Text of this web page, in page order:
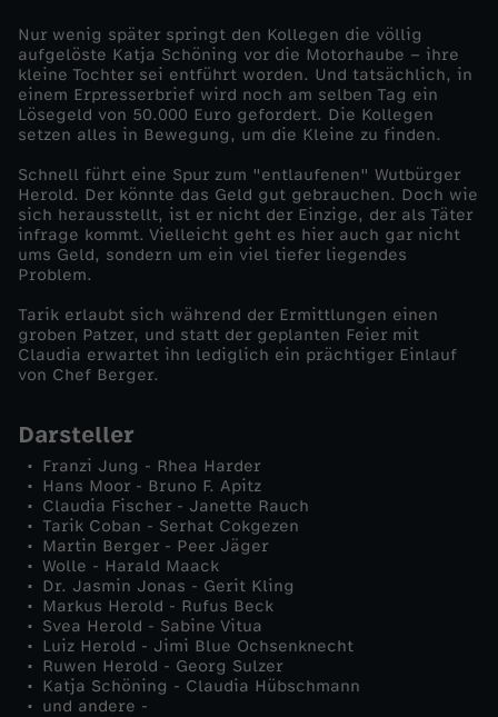
-
W
u
t
b
r
e
r
Nur wenig später springt den Kollegen die völlig
aufgelöste Katja Schöning vor die Motorhaube – ihre
kleine Tochter sei entführt worden. Und tatsächlich, in
einem Erpresserbrief wird noch am selben Tag ein
Lösegeld von 50.000 Euro gefordert. Die Kollegen
setzen alles in Bewegung, um die Kleine zu finden.
Schnell führt eine Spur zum "entlaufenen" Wutbürger
Herold. Der könnte das Geld gut gebrauchen. Doch wie
sich herausstellt, ist er nicht der Einzige, der als Täter
infrage kommt. Vielleicht geht es hier auch gar nicht
ums Geld, sondern um ein viel tiefer liegendes
Problem.
Tarik erlaubt sich während der Ermittlungen einen
groben Patzer, und statt der geplanten Feier mit
Claudia erwartet ihn lediglich ein prächtiger Einlauf
von Chef Berger.
Darsteller
Franzi Jung - Rhea Harder
Hans Moor - Bruno F. Apitz
Claudia Fischer - Janette Rauch
Tarik Coban - Serhat Cokgezen
Martin Berger - Peer Jäger
Wolle - Harald Maack
Dr. Jasmin Jonas - Gerit Kling
Markus Herold - Rufus Beck
Svea Herold - Sabine Vitua
Luiz Herold - Jimi Blue Ochsenknecht
Ruwen Herold - Georg Sulzer
Katja Schöning - Claudia Hübschmann
und andere -